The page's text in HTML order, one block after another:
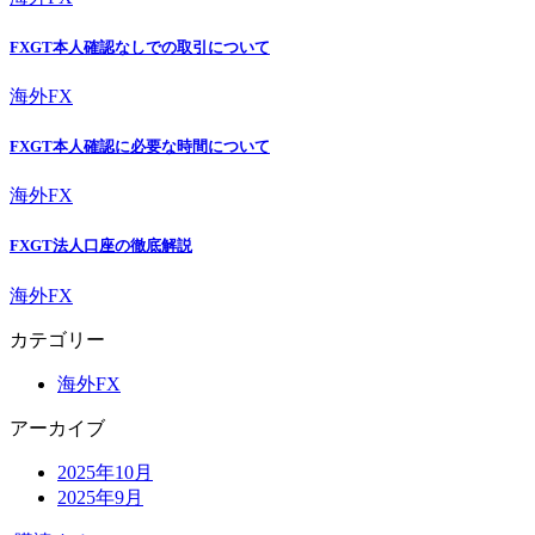
FXGT本人確認なしでの取引について
海外FX
FXGT本人確認に必要な時間について
海外FX
FXGT法人口座の徹底解説
海外FX
カテゴリー
海外FX
アーカイブ
2025年10月
2025年9月